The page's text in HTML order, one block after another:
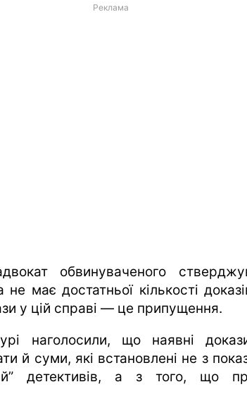
Реклама
обвинуваченого
не має достатньої кількості
у цій справі — це припущення.
наголосили, що наявні
й суми, які встановлені не з
детективів, а з того, що